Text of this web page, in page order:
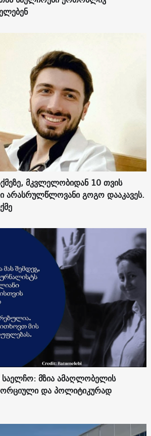
მკვლელობიდან 10 თვის
არასრულწლოვანი გოგო დააკავეს.
მზია ამაღლობელის
და პოლიტიკურად